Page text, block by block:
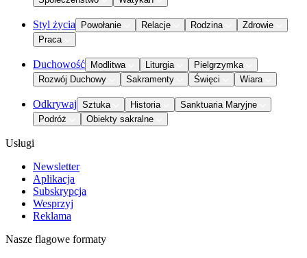
Styl życia Powołanie Relacje Rodzina
Zdrowie
Praca
Duchowość Modlitwa Liturgia
Pielgrzymka
Rozwój Duchowy
Sakramenty Święci Wiara
Odkrywaj Sztuka Historia
Sanktuaria Maryjne
Podróż
Obiekty sakralne
Usługi
Newsletter
Aplikacja
Subskrypcja
Wesprzyj
Reklama
Nasze flagowe formaty